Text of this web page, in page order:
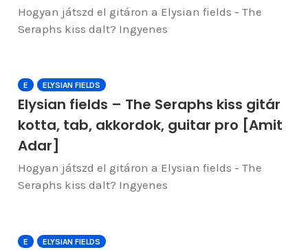
Hogyan játszd el gitáron a Elysian fields - The
Seraphs kiss dalt? Ingyenes
E ELYSIAN FIELDS
Elysian fields – The Seraphs kiss gitár
kotta, tab, akkordok, guitar pro [Amit
Adar]
Hogyan játszd el gitáron a Elysian fields - The
Seraphs kiss dalt? Ingyenes
E ELYSIAN FIELDS